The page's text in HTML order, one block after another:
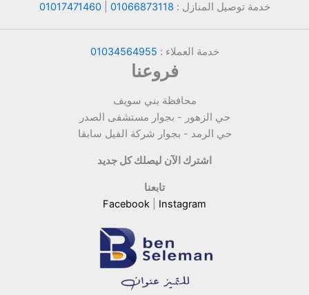
خدمة توصيل المنازل : 01066873118
|
01017471460
خدمة العملاء : 01034564955
فروعنا
محافظة بني سويف
حي الزهور - بجوار مستشفى الصدر
حي الرمد - بجوار شركة الفيل سابقا
اشترك الآن ليصلك كل جديد
تابعنا
Facebook
Instagram